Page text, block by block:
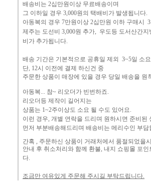
배송비는 2십만원이상 무료배송이며
그 이하일 경우 3,000원 의 택배비 가 발생됩니다.
아동복의 경우 7만원 이상 2십만원 이하 구매시
제주는 도선비 3,000원 추가, 우도등 도서산간지
비가 추가됩니다.
배송 기간은 기본적으로 공휴일 제외 3~5일 소
단, 12시 이전에 결제 하신건 중 ​
주문한 상품이 매장에 있을 경우 당일 배송을 원
아동복... 참~ 리오더가 빈번하죠.​
리오더등 제작이 길어지는
상품는 1~2주이상도 소요 될 수도 있어요.
이런 경우, 개별 연락을 드리며 원하시면 준비된
먼 저 부분배송해드리며 배송비는 메리수인 부담
간혹 , 주문하신 상품이 거래처에서 품절되었을
안내 후 취소처리와 함께 환불, 내지 쇼핑몰 포인
다.
조금만 여유있게 주문해 주시길 부탁드립니다.